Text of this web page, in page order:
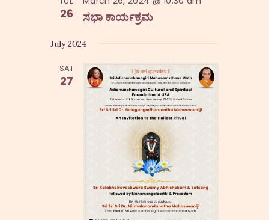
26 ಸಭಾ ಕಾರ್ಯಕ್ರಮ
July 2024
SAT
27